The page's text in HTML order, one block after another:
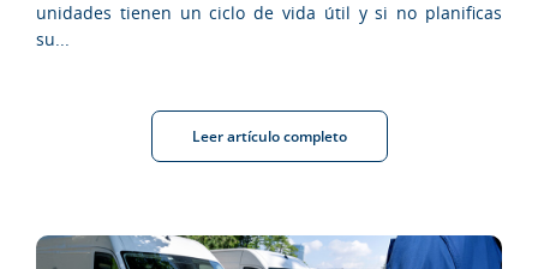
unidades tienen un ciclo de vida útil y si no planificas
su...
Leer artículo completo